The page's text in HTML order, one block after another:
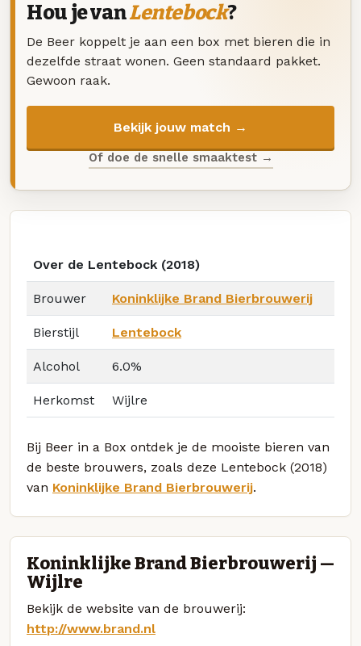
Hou je vanLentebock?
De Beer koppelt je aan een box met bieren die in
dezelfde straat wonen. Geen standaard pakket.
Gewoon raak.
Bekijk jouw match →
Of doe de snelle smaaktest →
Over de Lentebock (2018)
Brouwer Koninklijke Brand Bierbrouwerij
Bierstijl Lentebock
Alcohol 6.0%
Herkomst Wijlre
Bij Beer in a Box ontdek je de mooiste bieren van
de beste brouwers, zoals deze Lentebock (2018)
van Koninklijke Brand Bierbrouwerij.
Koninklijke Brand Bierbrouwerij —
Wijlre
Bekijk de website van de brouwerij:
http://www.brand.nl